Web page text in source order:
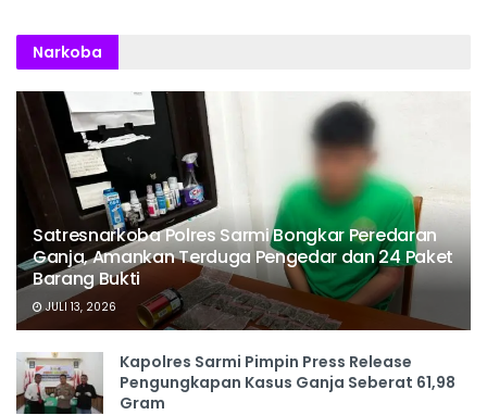
Narkoba
Satresnarkoba Polres Sarmi Bongkar Peredaran
Ganja, Amankan Terduga Pengedar dan 24 Paket
Barang Bukti
JULI 13, 2026
Kapolres Sarmi Pimpin Press Release
Pengungkapan Kasus Ganja Seberat 61,98
Gram